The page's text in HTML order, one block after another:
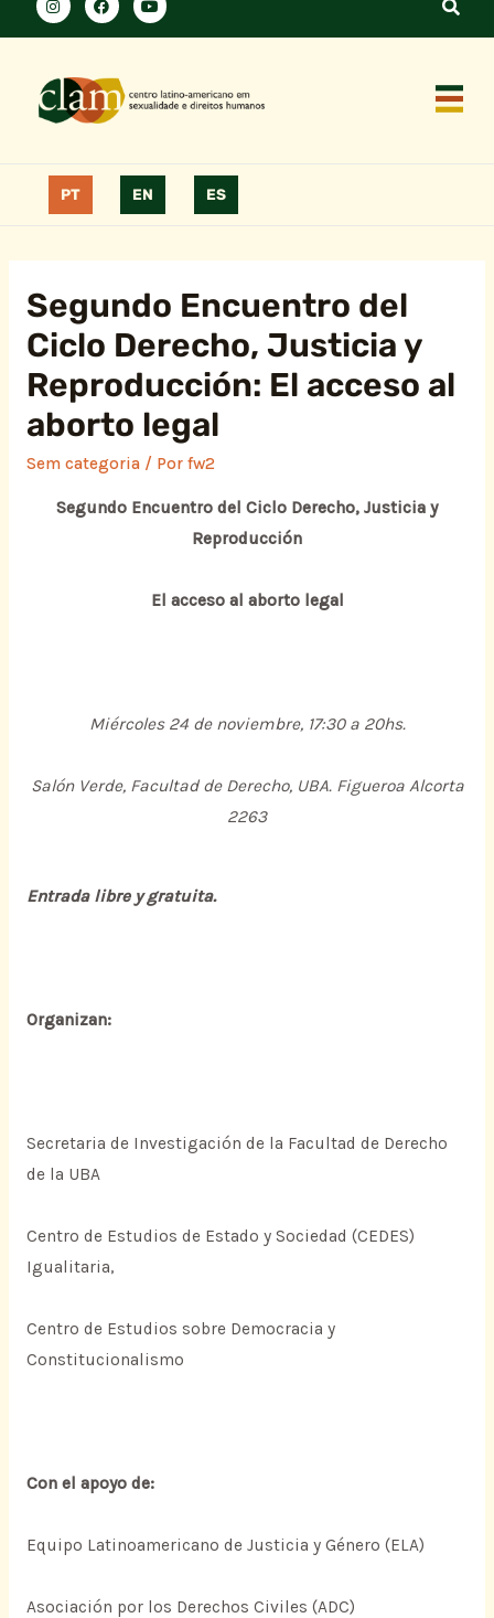
PT EN ES
Segundo Encuentro del
Ciclo Derecho, Justicia y
Reproducción: El acceso al
aborto legal
Sem categoria/ Por fw2
Segundo Encuentro del Ciclo Derecho, Justicia y
Reproducción
El acceso al aborto legal
Miércoles 24 de noviembre, 17:30 a 20hs.
Salón Verde, Facultad de Derecho, UBA. Figueroa Alcorta
2263
Entrada libre y gratuita.
Organizan:
Secretaria de Investigación de la Facultad de Derecho
de la UBA
Centro de Estudios de Estado y Sociedad (CEDES)
Igualitaria,
Centro de Estudios sobre Democracia y
Constitucionalismo
Con el apoyo de:
Equipo Latinoamericano de Justicia y Género (ELA)
Asociación por los Derechos Civiles (ADC)